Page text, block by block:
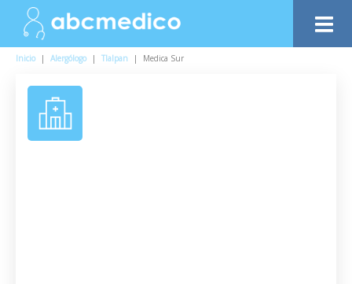
Inicio | Alergólogo | Tlalpan | Medica Sur